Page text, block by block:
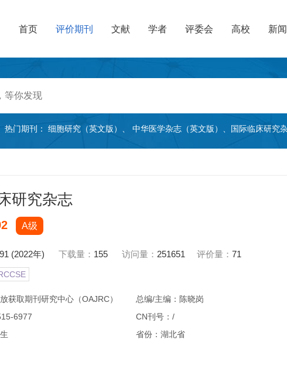
首页 评价期刊 文献 学者 评委会 高校 新闻
热门期刊： 细胞研究（英文版） 中华医学杂志（英文版） 国际临床研究
研究杂志
A级
(2022年) 下载量： 155 访问量： 251651 评价量： 71
获取期刊研究中心（OAJRC）
总编/主编：陈晓岗
6977
CN刊号：/
省份：湖北省